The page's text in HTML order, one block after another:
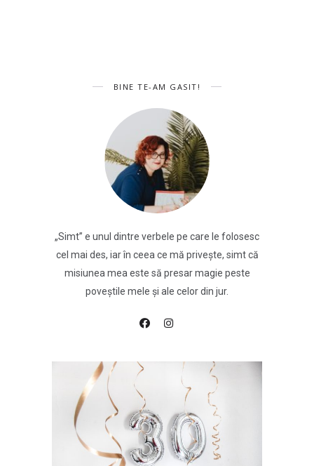
BINE TE-AM GASIT!
„Simt” e unul dintre verbele pe care le folosesc
cel mai des, iar în ceea ce mă privește, simt că
misiunea mea este să presar magie peste
poveștile mele și ale celor din jur.
DAY TO DAY STORYSPELLING
Target-uri 3.0